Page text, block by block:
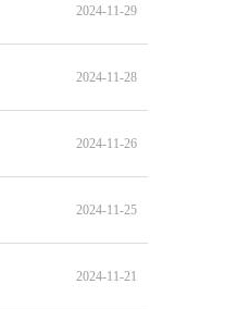
2024-11-29
2024-11-28
2024-11-26
2024-11-25
2024-11-21